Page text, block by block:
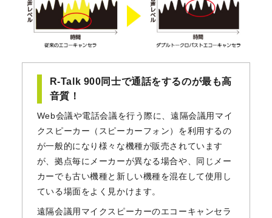
R-Talk 900同士で通話をするのが最も高
音質！
Web会議や電話会議を行う際に、遠隔会議用マイ
クスピーカー（スピーカーフォン）を利用するの
が一般的になり様々な機種が販売されています
が、拠点毎にメーカーが異なる場合や、同じメー
カーでも古い機種と新しい機種を混在して使用し
ている場面をよく見かけます。
遠隔会議用マイクスピーカーのエコーキャンセラ